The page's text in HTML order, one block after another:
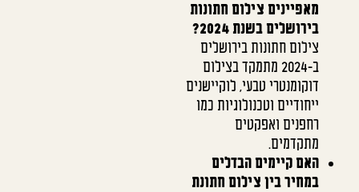
מאפיינים צילום חתונות
בירושלים בשנת 2024?
צילום חתונות בירושלים
ב-2024 מתמקד בצילום
דוקומנטרי טבעי, לוקיישנים
ייחודיים וטכנולוגיות כמו
רחפנים ואפקטים
מתקדמים.
האם קיימים הבדלים
במחיר בין צילום חתונת